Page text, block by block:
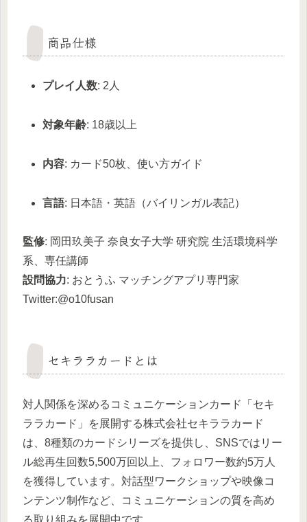
商品仕様
プレイ人数: 2人
対象年齢: 18歳以上
内容: カード50枚、使い方ガイド
言語: 日本語・英語（バイリンガル表記）
監修: 岡田玖美子 奈良女子大学 研究院 生活環境科学
系、専任講師
設問協力: おとうふ マッチングアプリ専門家
Twitter:@o10fusan
セキララカードとは
対人関係を深めるコミュニケーションカード「セキ
ララカード」を展開する株式会社セキララカード
は、8種類のカードシリーズを提供し、SNSではリー
ル総再生回数5,500万回以上、フォロワー数約5万人
を獲得しています。対話型ワークショップや映像コ
ンテンツ制作など、コミュニケーションの質を高め
る取り組みを展開中です。